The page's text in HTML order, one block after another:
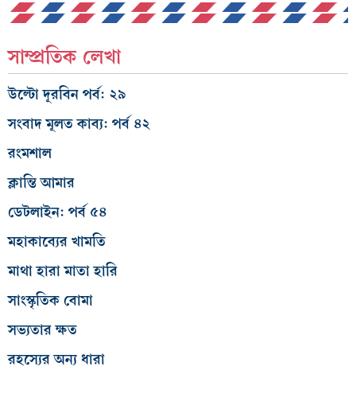
সাম্প্রতিক লেখা
উল্টো দূরবিন পর্ব: ২৯
সংবাদ মূলত কাব্য: পর্ব ৪২
রংমশাল
ক্লান্তি আমার
ডেটলাইন: পর্ব ৫৪
মহাকাব্যের খামতি
মাথা হারা মাতা হারি
সাংস্কৃতিক বোমা
সভ্যতার ক্ষত
রহস্যের অন্য ধারা